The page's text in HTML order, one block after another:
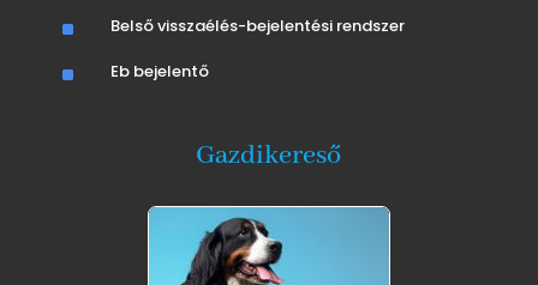
^ Belső visszaélés-bejelentési rendszer
^ Eb bejelentő
Gazdikereső